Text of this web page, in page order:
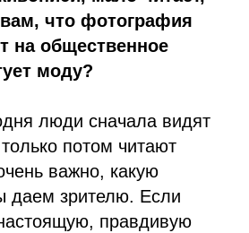
что фотография
на общественное
моду?
люди сначала видят
потом читают
важно, какую
даем зрителю. Если
правдивую